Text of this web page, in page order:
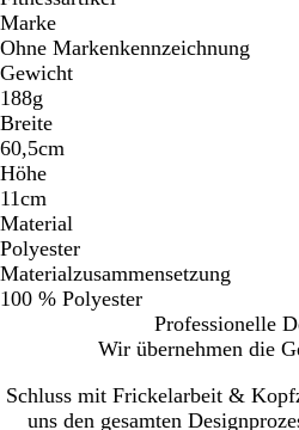
Marke
Ohne Markenkennzeichnung
Gewicht
188g
Breite
60,5cm
Höhe
11cm
Material
Polyester
Materialzusammensetzung
100 % Polyester
Professionelle
Wir übernehmen die
Schluss mit Frickelarbeit &
uns den gesamten